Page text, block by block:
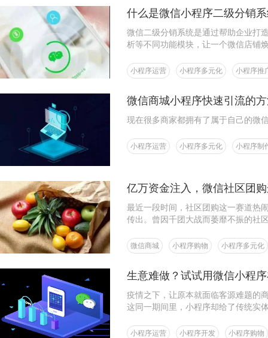
什么是微信小程序二级分销
微信二级分销系统是通过帮助企业打
析等不同功能模块，让一个微信店铺
小程序运营 小程序多元化 小程序推
微信商城小程序快速引流的
现在很多商家都拥有了属于自己的微
小程序运营 小程序多元化 小程序制
亿万资金注入，微信社区团
最近一段时间，社区团购这一赛道热
传出。曾因千团大战而萎靡不振的社
微信商城 小程序购物 小程序多元化
生意难做？试试用微信小程
疫情之下，让原本就面临客源难题的
这同一期间里，小程序却给了传统实
过吗？
小程序运营 小程序开发 小程序购物